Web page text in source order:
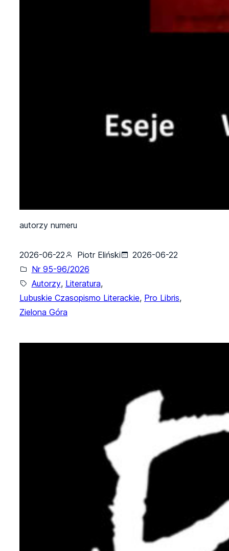
autorzy numeru
2026-06-22 Piotr Eliński
2026-06-22
Nr 95-96/2026
Autorzy, Literatura,
Lubuskie Czasopismo Literackie, Pro Libris,
Zielona Góra